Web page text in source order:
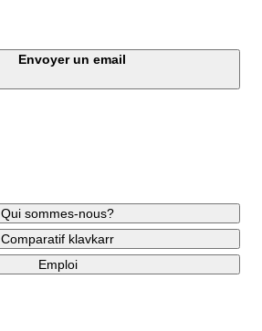
Envoyer un email
Qui sommes-nous?
Comparatif klavkarr
Emploi